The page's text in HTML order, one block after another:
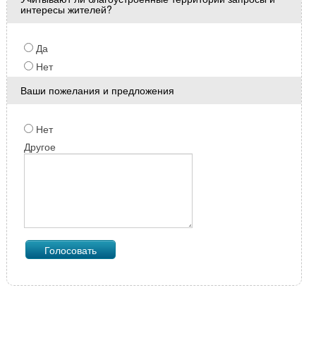
интересы жителей?
Да
Нет
Ваши пожелания и предложения
Нет
Другое